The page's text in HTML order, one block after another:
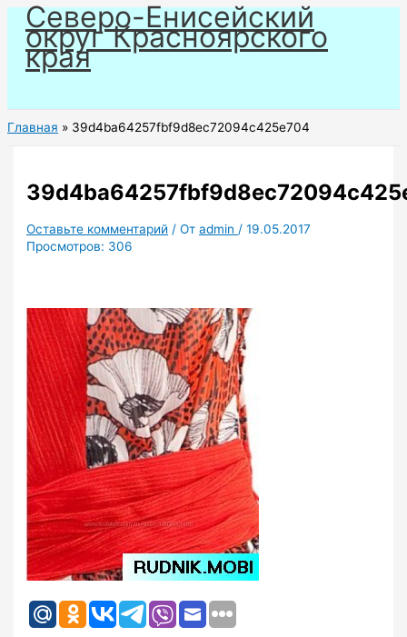
Перейти
содержимому
Северо-Енисейский
округ Красноярского
края
Главная 39d4ba64257fbf9d8ec72094c425e704
Оставьте комментарий / Отadmin /19.05.2017
Просмотров: 306